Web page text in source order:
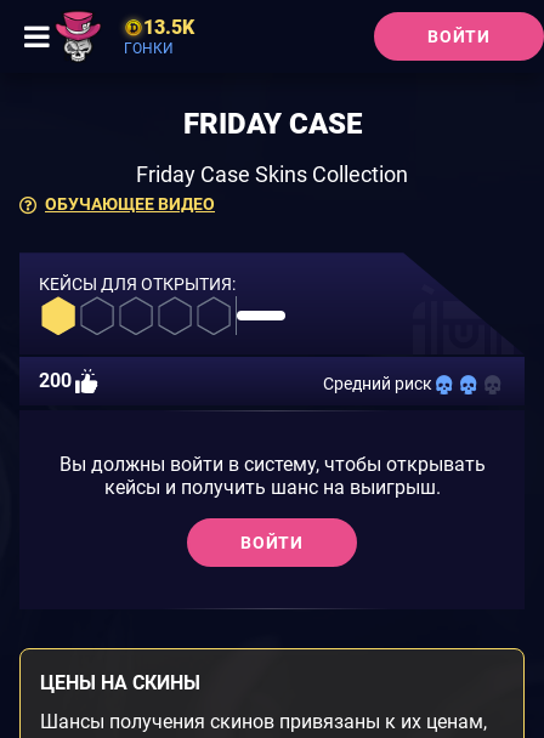
13.5K
ГОНКИ
ВОЙТИ
ОБУЧАЮЩЕЕ ВИДЕО
FRIDAY CASE
Friday Case Skins Collection
КЕЙСЫ ДЛЯ ОТКРЫТИЯ:
200 Средний риск
Вы должны войти в систему, чтобы открывать
кейсы и получить шанс на выигрыш.
ВОЙТИ
ЦЕНЫ НА СКИНЫ
Шансы получения скинов привязаны к их ценам,